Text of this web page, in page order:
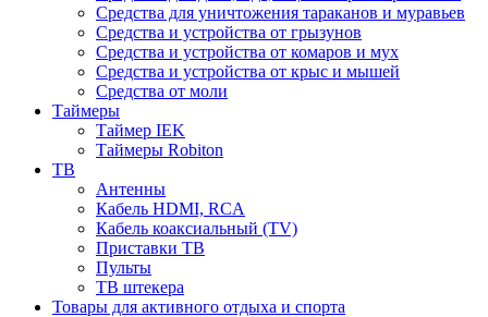
Средства для уничтожения тараканов и муравьев
Средства и устройства от грызунов
Средства и устройства от комаров и мух
Средства и устройства от крыс и мышей
Средства от моли
Таймеры
Таймер IEK
Таймеры Robiton
ТВ
Антенны
Кабель HDMI, RCA
Кабель коаксиальный (TV)
Приставки ТВ
Пульты
ТВ штекера
Товары для активного отдыха и спорта